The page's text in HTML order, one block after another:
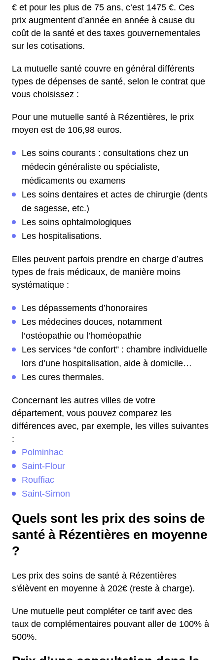
€ et pour les plus de 75 ans, c’est 1475 €. Ces
prix augmentent d’année en année à cause du
coût de la santé et des taxes gouvernementales
sur les cotisations.
La mutuelle santé couvre en général différents
types de dépenses de santé, selon le contrat que
vous choisissez :
Pour une mutuelle santé à Rézentières, le prix
moyen est de 106,98 euros.
Les soins courants : consultations chez un
médecin généraliste ou spécialiste,
médicaments ou examens
Les soins dentaires et actes de chirurgie (dents
de sagesse, etc.)
Les soins ophtalmologiques
Les hospitalisations.
Elles peuvent parfois prendre en charge d’autres
types de frais médicaux, de manière moins
systématique :
Les dépassements d’honoraires
Les médecines douces, notamment
l’ostéopathie ou l’homéopathie
Les services “de confort” : chambre individuelle
lors d’une hospitalisation, aide à domicile…
Les cures thermales.
Concernant les autres villes de votre
département, vous pouvez comparez les
différences avec, par exemple, les villes suivantes
:
Polminhac
Saint-Flour
Rouffiac
Saint-Simon
Quels sont les prix des soins de
santé à Rézentières en moyenne
?
Les prix des soins de santé à Rézentières
s'élèvent en moyenne à 202€ (reste à charge).
Une mutuelle peut compléter ce tarif avec des
taux de complémentaires pouvant aller de 100% à
500%.